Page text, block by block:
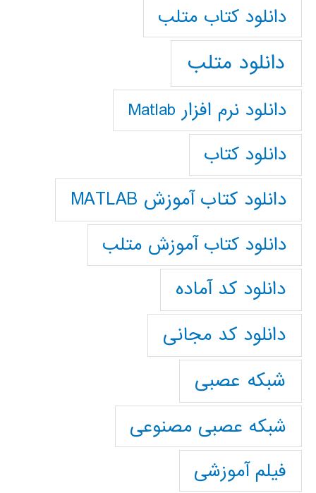
دانلود كتاب متلب
دانلود متلب
دانلود نرم افزار Matlab
دانلود کتاب
دانلود کتاب آموزش MATLAB
دانلود کتاب آموزش متلب
دانلود کد آماده
دانلود کد مجانی
شبکه عصبی
شبکه عصبی مصنوعی
فیلم آموزشی